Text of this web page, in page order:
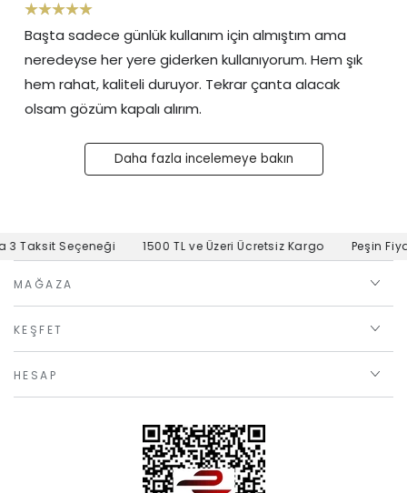
Başta sadece günlük kullanım için almıştım ama
neredeyse her yere giderken kullanıyorum. Hem şık
hem rahat, kaliteli duruyor. Tekrar çanta alacak
olsam gözüm kapalı alırım.
Daha fazla incelemeye bakın
Seçeneği 1500 TL ve Üzeri Ücretsiz Kargo Peşin
MAĞAZA
KEŞFET
HESAP